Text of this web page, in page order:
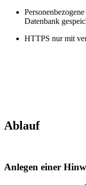
Datenbank
HTTPS nur mit
Ablauf
Anlegen einer